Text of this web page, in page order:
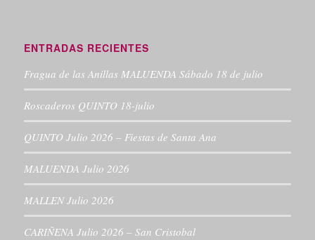
ENTRADAS RECIENTES
Fragua de las Anillas MALUENDA Sábado 18 de julio
Roscaderos QUINTO 18-julio
QUINTO Julio 2026 – Fiestas de Santa Ana
MALUENDA Julio 2026
MALLEN Julio 2026
CARIÑENA Julio 2026 – San Cristobal